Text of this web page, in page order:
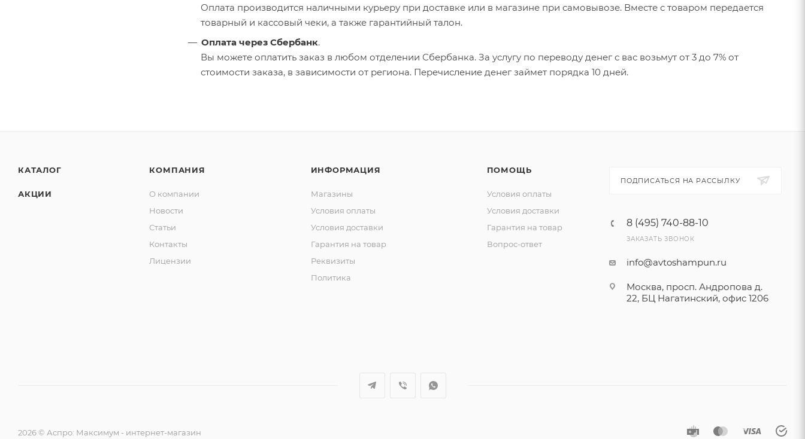
Оплата производится наличными курьеру при доставке или в магазине при самовывозе. Вместе с товаром передается
товарный и кассовый чеки, а также гарантийный талон.
Оплата через Сбербанк.
Вы можете оплатить заказ в любом отделении Сбербанка. За услугу по переводу денег с вас возьмут от 3 до 7% от
стоимости заказа, в зависимости от региона. Перечисление денег займет порядка 10 дней.
КАТАЛОГ
АКЦИИ
КОМПАНИЯ
О компании
Новости
Статьи
Контакты
Лицензии
ИНФОРМАЦИЯ
Магазины
Условия оплаты
Условия доставки
Гарантия на товар
Реквизиты
Политика
ПОМОЩЬ
Условия оплаты
Условия доставки
Гарантия на товар
Вопрос-ответ
ПОДПИСАТЬСЯ НА РАССЫЛКУ
8 (495) 740-88-10
ЗАКАЗАТЬ ЗВОНОК
info@avtoshampun.ru
Москва, просп. Андропова д.
22, БЦ Нагатинский, офис 1206
2026 © Аспро: Максимум - интернет-магазин